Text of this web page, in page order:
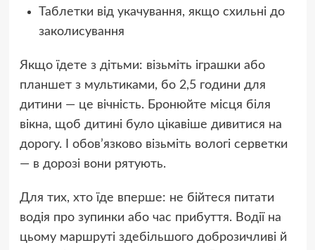
Таблетки від укачування, якщо схильні до
заколисування
Якщо їдете з дітьми: візьміть іграшки або
планшет з мультиками, бо 2,5 години для
дитини — це вічність. Бронюйте місця біля
вікна, щоб дитині було цікавіше дивитися на
дорогу. І обов’язково візьміть вологі серветки
— в дорозі вони рятують.
Для тих, хто їде вперше: не бійтеся питати
водія про зупинки або час прибуття. Водії на
цьому маршруті здебільшого доброзичливі й